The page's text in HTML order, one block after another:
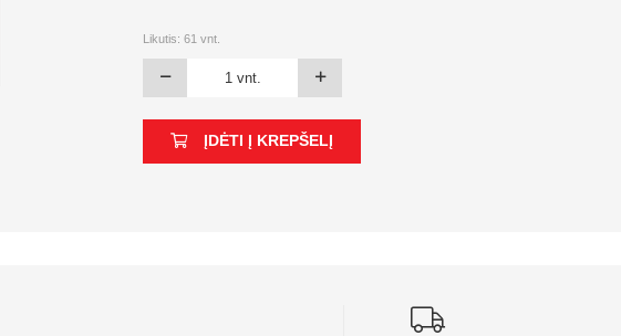
Likutis:61 vnt.
ĮDĖTI Į KREPŠELĮ